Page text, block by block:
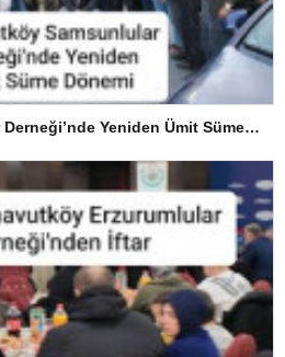
Arnavutköy Samsunlular Derneği’nde Yeniden Ümit Süme Dönemi